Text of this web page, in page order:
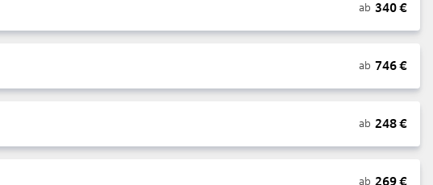
ab 340€
ab 746€
ab 248€
ab 269€